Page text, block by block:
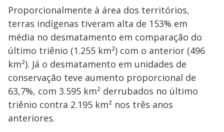
Proporcionalmente à área dos territórios,
terras indígenas tiveram alta de 153% em
média no desmatamento em comparação do
último triênio (1.255 km²) com o anterior (496
km²). Já o desmatamento em unidades de
conservação teve aumento proporcional de
63,7%, com 3.595 km² derrubados no último
triênio contra 2.195 km² nos três anos
anteriores.